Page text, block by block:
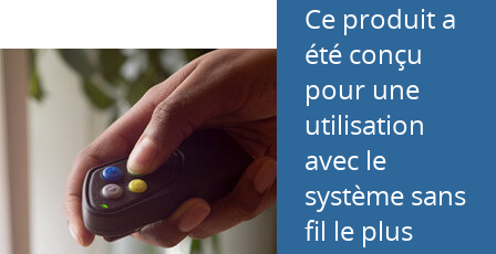
Ce produit a
été conçu
pour une
utilisation
avec le
système sans
fil le plus